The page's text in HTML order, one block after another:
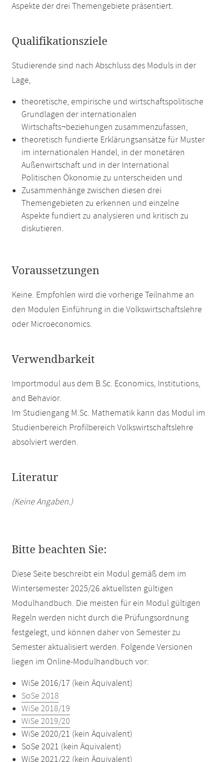
Aspekte der drei Themengebiete präsentiert.
Qualifikationsziele
Studierende sind nach Abschluss des Moduls in der
Lage,
theoretische, empirische und wirtschaftspolitische
Grundlagen der internationalen
Wirtschafts¬beziehungen zusammenzufassen,
theoretisch fundierte Erklärungsansätze für Muster
im internationalen Handel, in der monetären
Außenwirtschaft und in der International
Politischen Ökonomie zu unterscheiden und
Zusammenhänge zwischen diesen drei
Themengebieten zu erkennen und einzelne
Aspekte fundiert zu analysieren und kritisch zu
diskutieren.
Voraussetzungen
Keine. Empfohlen wird die vorherige Teilnahme an
den Modulen Einführung in die Volkswirtschaftslehre
oder Microeconomics.
Verwendbarkeit
Importmodul aus dem B.Sc. Economics, Institutions,
and Behavior.
Im Studiengang M.Sc. Mathematik kann das Modul im
Studienbereich Profilbereich Volkswirtschaftslehre
absolviert werden.
Literatur
(Keine Angaben.)
Bitte beachten Sie:
Diese Seite beschreibt ein Modul gemäß dem im
Wintersemester 2025/26 aktuellsten gültigen
Modulhandbuch. Die meisten für ein Modul gültigen
Regeln werden nicht durch die Prüfungsordnung
festgelegt, und können daher von Semester zu
Semester aktualisiert werden. Folgende Versionen
liegen im Online-Modulhandbuch vor:
WiSe 2016/17 (kein Äquivalent)
SoSe 2018
WiSe 2018/19
WiSe 2019/20
WiSe 2020/21 (kein Äquivalent)
SoSe 2021 (kein Äquivalent)
WiSe 2021/22 (kein Äquivalent)